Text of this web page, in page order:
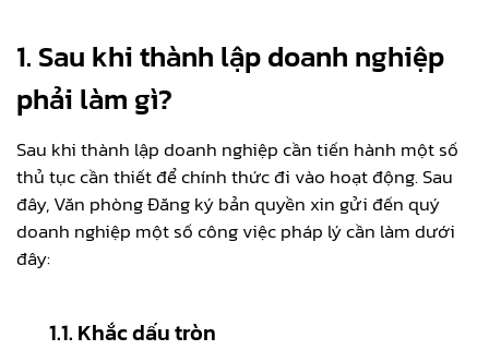
1. Sau khi thành lập doanh nghiệp
phải làm gì?
Sau khi thành lập doanh nghiệp cần tiến hành một số
thủ tục cần thiết để chính thức đi vào hoạt động. Sau
đây, Văn phòng Đăng ký bản quyền xin gửi đến quý
doanh nghiệp một số công việc pháp lý cần làm dưới
đây:
1.1. Khắc dấu tròn